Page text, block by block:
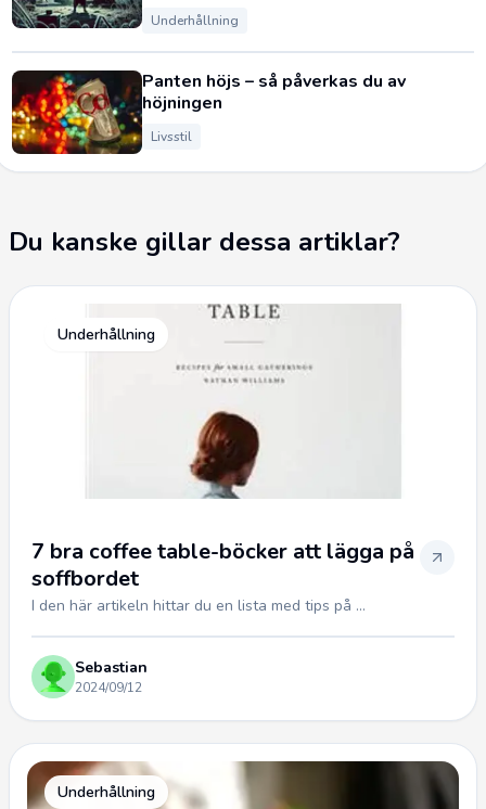
Underhållning
Panten höjs – så påverkas du av
höjningen
Livsstil
Du kanske gillar dessa artiklar?
Underhållning
7 bra coffee table-böcker att lägga på
soffbordet
I den här artikeln hittar du en lista med tips på ...
Sebastian
2024/09/12
Underhållning